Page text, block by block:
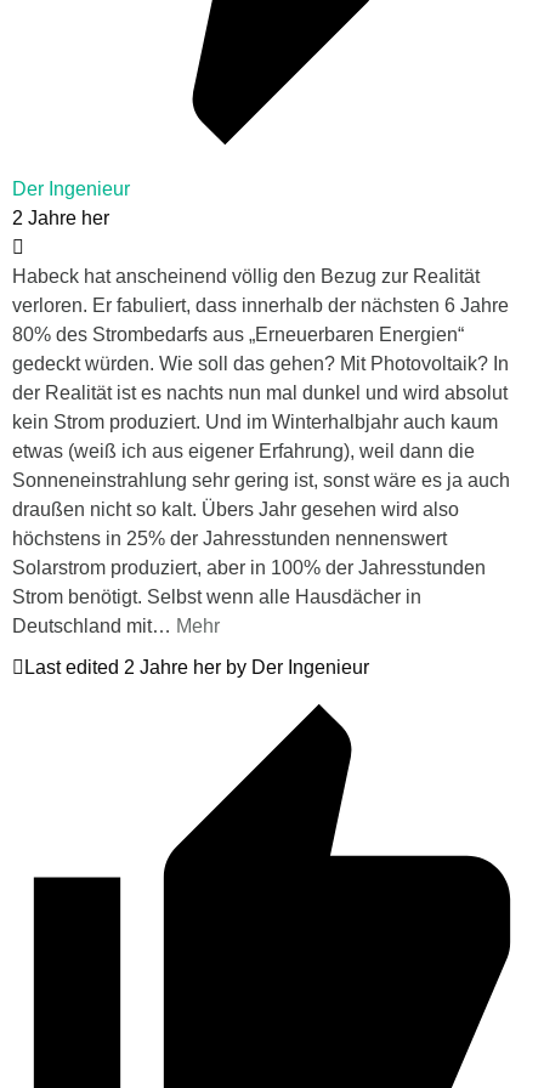
Der Ingenieur
2 Jahre her
Habeck hat anscheinend völlig den Bezug zur Realität
verloren. Er fabuliert, dass innerhalb der nächsten 6 Jahre
80% des Strombedarfs aus „Erneuerbaren Energien“
gedeckt würden. Wie soll das gehen? Mit Photovoltaik? In
der Realität ist es nachts nun mal dunkel und wird absolut
kein Strom produziert. Und im Winterhalbjahr auch kaum
etwas (weiß ich aus eigener Erfahrung), weil dann die
Sonneneinstrahlung sehr gering ist, sonst wäre es ja auch
draußen nicht so kalt. Übers Jahr gesehen wird also
höchstens in 25% der Jahresstunden nennenswert
Solarstrom produziert, aber in 100% der Jahresstunden
Strom benötigt. Selbst wenn alle Hausdächer in
Deutschland mit… Mehr
Last edited 2 Jahre her by Der Ingenieur